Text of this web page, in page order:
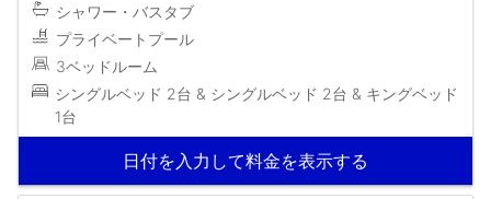
シャワー・バスタブ
プライベートプール
3ベッドルーム
シングルベッド 2台 & シングルベッド 2台 & キングベッド
1台
日付を入力して料金を表示する